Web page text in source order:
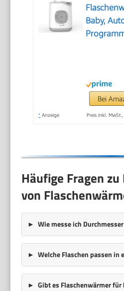
Baby,
Bei
* Anzeige Preis inkl.
Häufige Fragen
von
Wie messe ich
Welche Flaschen passen in
Gibt es Flaschenwärmer